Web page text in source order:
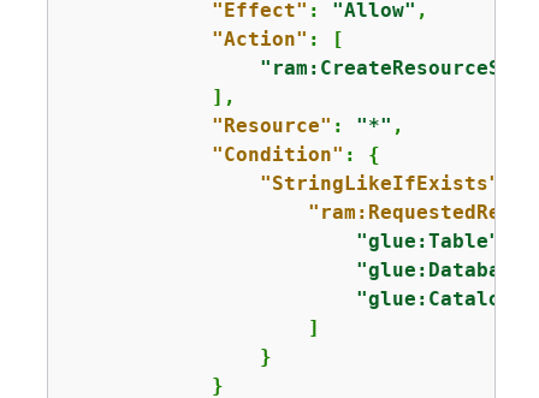
"Effect" : "Allow" ,
"Action" : [
            ],
"Resource" : "*" ,
"Condition" : {
"StringLikeIfExists"
"glue:Table"
"glue:Database"
"glue:Catalog"
                    ]
                }
            }